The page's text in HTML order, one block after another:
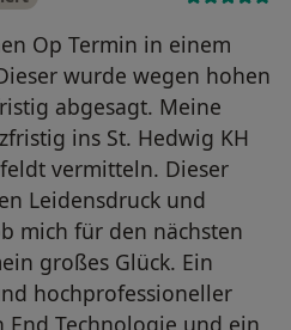
Op Termin in einem
wurde wegen hohen
abgesagt. Meine
ins St. Hedwig KH
vermitteln. Dieser
Leidensdruck und
mich für den nächsten
großes Glück. Ein
hochprofessioneller
End Technologie und ein